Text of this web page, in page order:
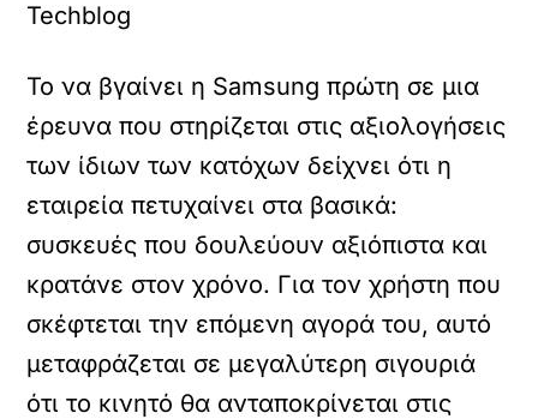
Techblog
Το να βγαίνει η Samsung πρώτη σε μια
έρευνα που στηρίζεται στις αξιολογήσεις
των ίδιων των κατόχων δείχνει ότι η
εταιρεία πετυχαίνει στα βασικά:
συσκευές που δουλεύουν αξιόπιστα και
κρατάνε στον χρόνο. Για τον χρήστη που
σκέφτεται την επόμενη αγορά του, αυτό
μεταφράζεται σε μεγαλύτερη σιγουριά
ότι το κινητό θα ανταποκρίνεται στις